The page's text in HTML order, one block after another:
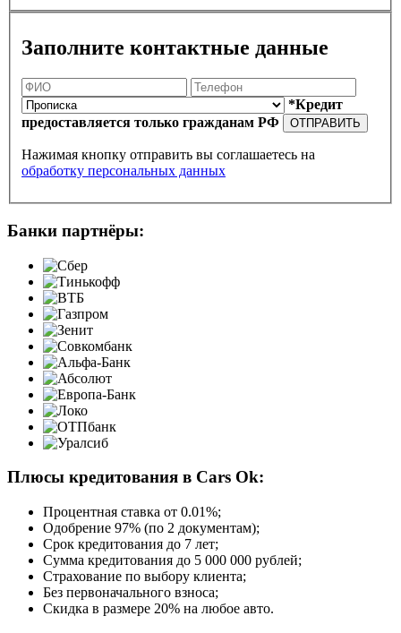
Заполните контактные данные
*Кредит
предоставляется только гражданам РФ
ОТПРАВИТЬ
Нажимая кнопку отправить вы соглашаетесь на
обработку персональных данных
Банки партнёры:
Плюсы кредитования в Cars Ok:
Процентная ставка от 0.01%;
Одобрение 97% (по 2 документам);
Срок кредитования до 7 лет;
Сумма кредитования до 5 000 000 рублей;
Страхование по выбору клиента;
Без первоначального взноса;
Скидка в размере 20% на любое авто.